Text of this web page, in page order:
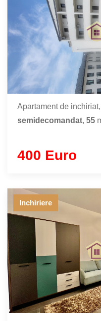
Apartament de inchiriat,
semidecomandat, 55
400 Euro
Inchiriere